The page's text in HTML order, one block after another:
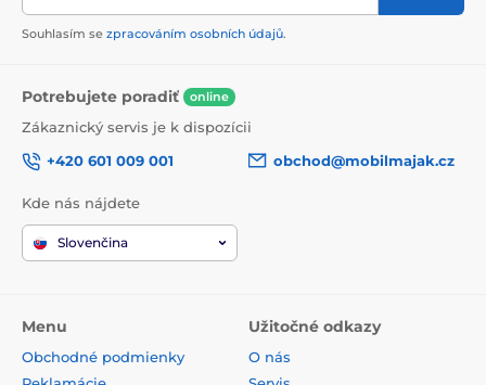
Souhlasím se zpracováním osobních údajů.
Potrebujete poradiť online
Zákaznický servis je k dispozícii
+420 601 009 001
obchod@mobilmajak.cz
Kde nás nájdete
Slovenčina
Menu
Obchodné podmienky
Užitočné odkazy
O nás